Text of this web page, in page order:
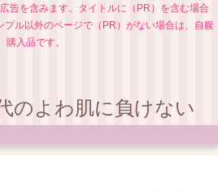
告を含みます。タイトルに（PR）を含む場合
ル以外のページで（PR）がない場合は、自腹
購入品です。
のよわ肌に負けない